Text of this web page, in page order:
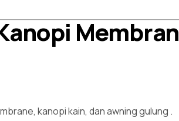
Membran
kanopi kain, dan awning gulung .